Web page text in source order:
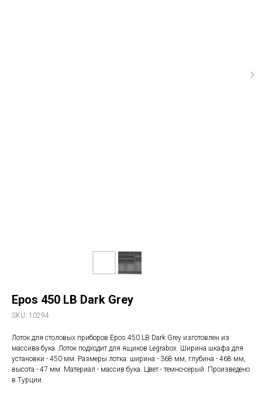
Epos 450 LB Dark Grey
SKU: 10294
Лоток для столовых приборов Epos 450 LB Dark Grey изготовлен из
массива бука. Лоток подходит для ящиков Legrabox. Ширина шкафа для
установки - 450 мм. Размеры лотка: ширина - 368 мм, глубина - 468 мм,
высота - 47 мм. Материал - массив бука. Цвет - темно-серый. Произведено
в Турции.